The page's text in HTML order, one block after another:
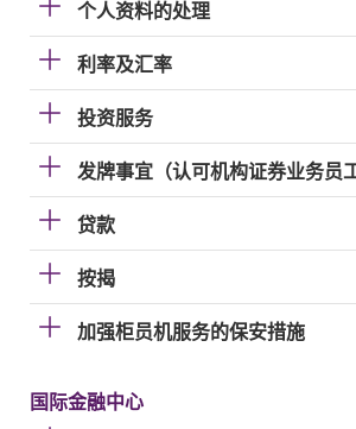
个人资料的处理
利率及汇率
投资服务
发牌事宜（认可机构证券业务员工
贷款
按揭
加强柜员机服务的保安措施
国际金融中心